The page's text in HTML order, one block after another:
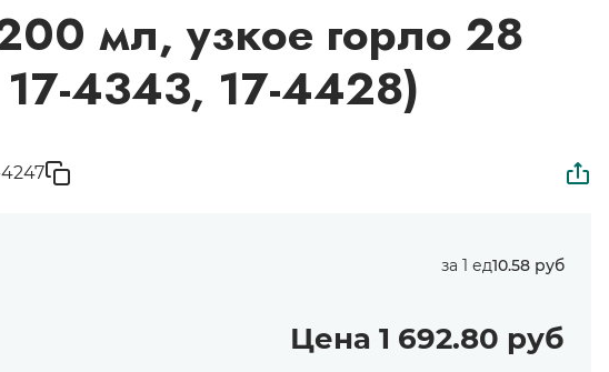
мл, узкое горло 28
4343, 17-4428)
4247
за 1 ед10.58 руб
Цена 1 692.80 руб